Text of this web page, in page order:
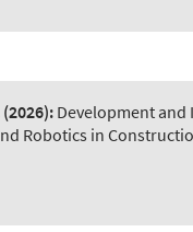
(2026): Development
Robotics in